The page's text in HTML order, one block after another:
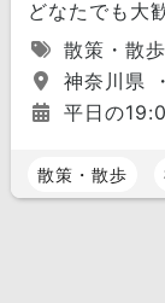
どなたでも大
散策・散
神奈川県
平日の
散策・散歩